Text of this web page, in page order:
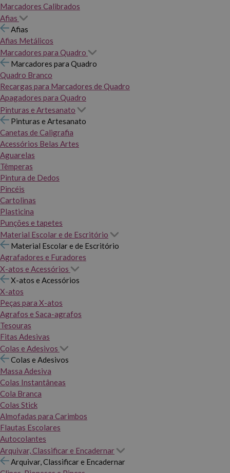
Marcadores Calibrados
Afias
Afias
Afias Metálicos
Marcadores para Quadro
Marcadores para Quadro
Quadro Branco
Recargas para Marcadores de Quadro
Apagadores para Quadro
Pinturas e Artesanato
Pinturas e Artesanato
Canetas de Caligrafia
Acessórios Belas Artes
Aguarelas
Têmperas
Pintura de Dedos
Pincéis
Cartolinas
Plasticina
Punções e tapetes
Material Escolar e de Escritório
Material Escolar e de Escritório
Agrafadores e Furadores
X-atos e Acessórios
X-atos e Acessórios
X-atos
Peças para X-atos
Agrafos e Saca-agrafos
Tesouras
Fitas Adesivas
Colas e Adesivos
Colas e Adesivos
Massa Adesiva
Colas Instantâneas
Cola Branca
Colas Stick
Almofadas para Carimbos
Flautas Escolares
Autocolantes
Arquivar, Classificar e Encadernar
Arquivar, Classificar e Encadernar